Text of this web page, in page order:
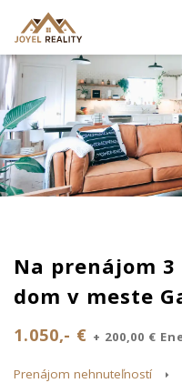
Na prenájom
dom v meste
1.050,- € + 200,00 €
Prenájom nehnuteľností